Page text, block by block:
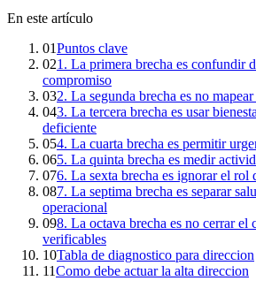
En este artículo
01Puntos clave
021. La primera brecha es confundir
compromiso
032. La segunda brecha es no
043. La tercera brecha es usar
deficiente
054. La cuarta brecha es permitir
065. La quinta brecha es medir
076. La sexta brecha es ignorar el rol
087. La septima brecha es separar
operacional
098. La octava brecha es no cerrar el
verificables
10Tabla de diagnostico para direccion
11Como debe actuar la alta direccion